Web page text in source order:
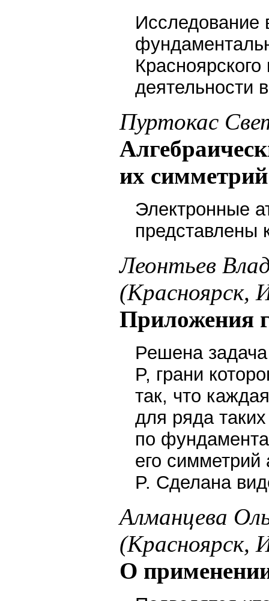
Исследование
деятельности
Пуртокас
их симметрий
Электронные
представлены
Леонтьев
Приложения
Решена
P, грани
так, что
для ряда
по
его симметрий
P. Сделана
Алманцева
О